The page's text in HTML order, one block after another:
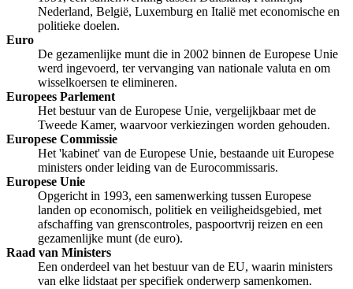
Nederland, België, Luxemburg en Italië met economische en
politieke doelen.
Euro
De gezamenlijke munt die in 2002 binnen de Europese Unie
werd ingevoerd, ter vervanging van nationale valuta en om
wisselkoersen te elimineren.
Europees Parlement
Het bestuur van de Europese Unie, vergelijkbaar met de
Tweede Kamer, waarvoor verkiezingen worden gehouden.
Europese Commissie
Het 'kabinet' van de Europese Unie, bestaande uit Europese
ministers onder leiding van de Eurocommissaris.
Europese Unie
Opgericht in 1993, een samenwerking tussen Europese
landen op economisch, politiek en veiligheidsgebied, met
afschaffing van grenscontroles, paspoortvrij reizen en een
gezamenlijke munt (de euro).
Raad van Ministers
Een onderdeel van het bestuur van de EU, waarin ministers
van elke lidstaat per specifiek onderwerp samenkomen.